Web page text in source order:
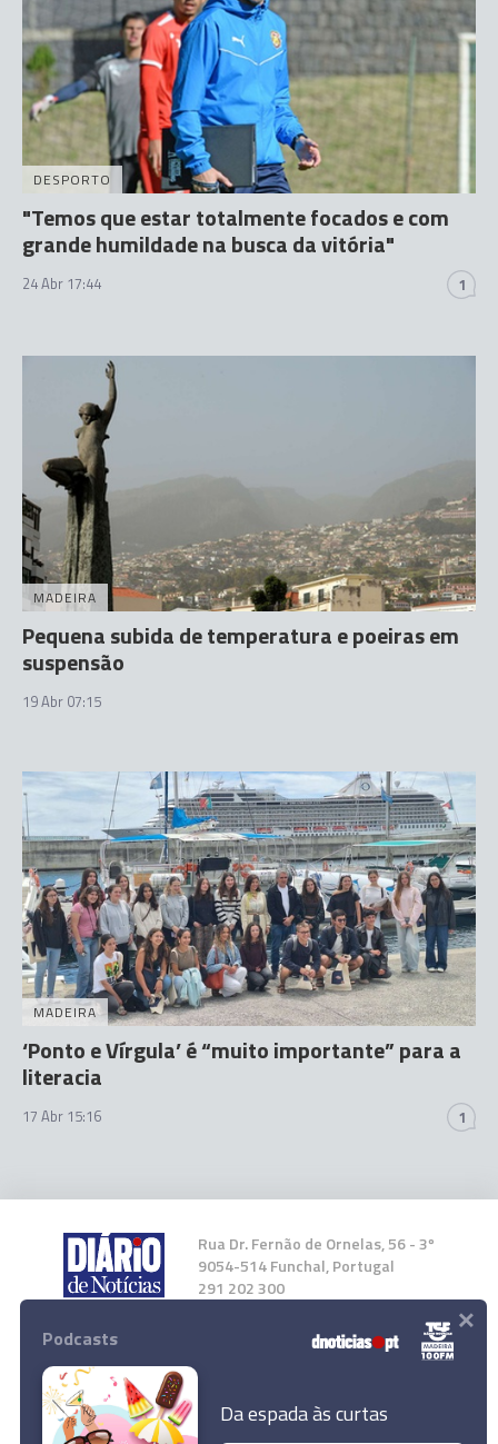
DESPORTO
"Temos que estar totalmente focados e com
grande humildade na busca da vitória"
24 Abr 17:44 1
MADEIRA
Pequena subida de temperatura e poeiras em
suspensão
19 Abr 07:15
MADEIRA
‘Ponto e Vírgula’ é “muito importante” para a
literacia
17 Abr 15:16 1
Rua Dr. Fernão de Ornelas, 56 - 3º
9054-514 Funchal, Portugal
291 202 300
Instale a nossa App
Podcasts
Da espada às curtas
×